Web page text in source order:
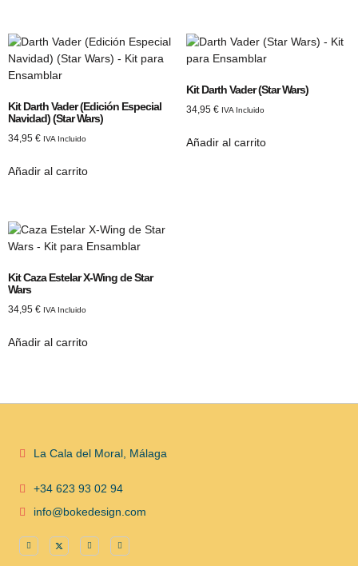
Kit Darth Vader (Edición Especial
Navidad) (Star Wars)
34,95 € IVA Incluido
Añadir al carrito
Kit Darth Vader (Star Wars)
34,95 € IVA Incluido
Añadir al carrito
Kit Caza Estelar X-Wing de Star
Wars
34,95 € IVA Incluido
Añadir al carrito
La Cala del Moral, Málaga
+34 623 93 02 94
info@bokedesign.com